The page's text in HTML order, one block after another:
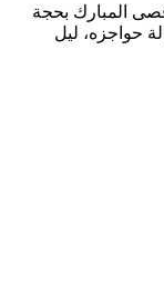
المبارك بحجة
حواجزه، ليل